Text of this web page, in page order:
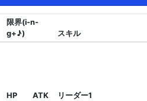
限界(i-n-
g+♪)
スキル
HP ATK リーダー1